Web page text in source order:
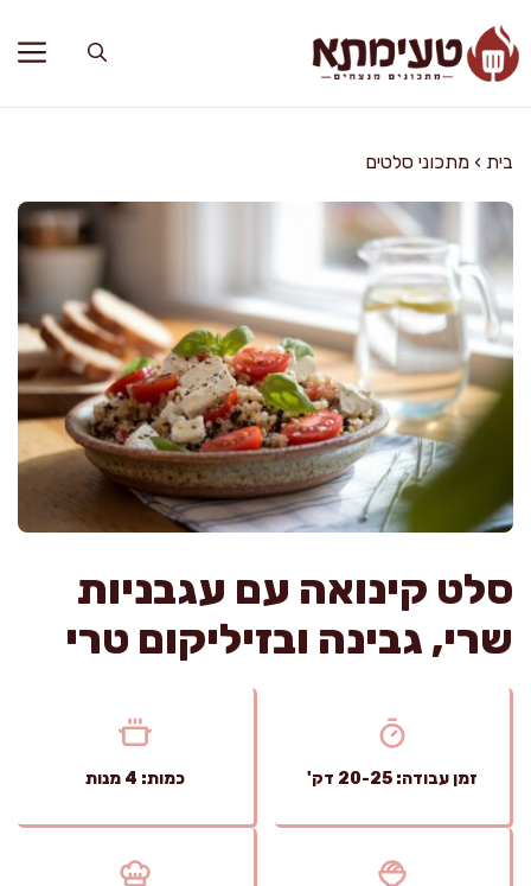
לתוכן
בית › מתכוני סלטים
סלט קינואה עם עגבניות
שרי, גבינה ובזיליקום טרי
זמן עבודה: 20-25 דק' כמות: 4 מנות